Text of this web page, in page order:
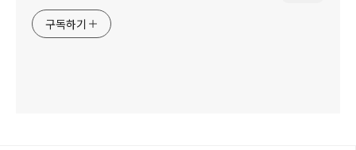
구독하기